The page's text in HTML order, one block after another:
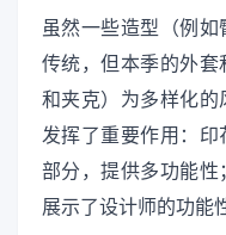
虽然一些造型（例
传统，但本季的外
和夹克）为多样化的
发挥了重要作用：
部分，提供多功能性
展示了设计师的功能